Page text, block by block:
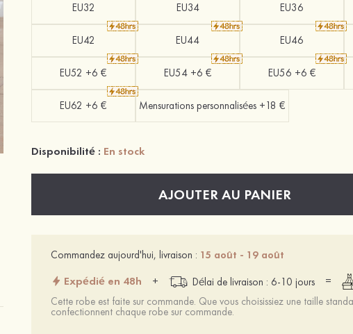
EU32 EU34 EU36
EU42 EU44 EU46
EU52 +6 € EU54 +6 € EU56 +6 €
EU62 +6 € Mensurations personnalisées +18 €
Disponibilité : En stock
AJOUTER AU PANIER
Commandez aujourd'hui, livraison : 15 août - 19 août
Expédié en 48h + Délai de livraison : 6-10 jours
=
Cette robe est faite sur commande. Que vous choisissiez une taille
confectionnent chaque robe sur commande.